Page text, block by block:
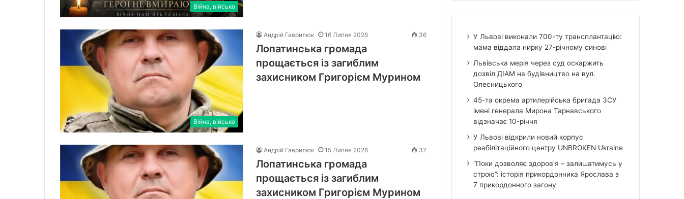
Війна, військо
Війна, військо
Андрій Гаврилюк 16 Липня 2026 36
Лопатинська громада
прощається із загиблим
захисником Григорієм Мурином
Андрій Гаврилюк 15 Липня 2026 32
Лопатинська громада
прощається із загиблим
захисником Григорієм Мурином
У Львові виконали 700-ту трансплантацію:
мама віддала нирку 27-річному синові
Львівська мерія через суд оскаржить
дозвіл ДІАМ на будівництво на вул.
Олесницького
45-та окрема артилерійська бригада ЗСУ
імені генерала Мирона Тарнавського
відзначає 10-річчя
У Львові відкрили новий корпус
реабілітаційного центру UNBROKEN Ukraine
“Поки дозволяє здоров’я – залишатимусь у
строю”: історія прикордонника Ярослава з
7 прикордонного загону